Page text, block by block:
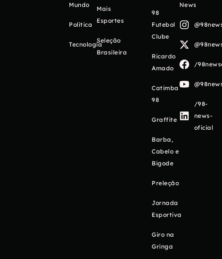
Mundo
Política
Tecnologia
Mais
Esportes
Seleção
Brasileira
98
Futebol
Clube
Ricardo
Amado
Catimba
98
Graffite
Barba,
Cabelo e
Bigode
Preleção
Jornada
Esportiva
Giro na
Gringa
News
/
/98-
news-
oficial